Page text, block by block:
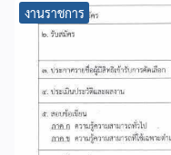
งานราชการ